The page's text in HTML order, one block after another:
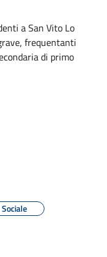
a San Vito Lo
frequentanti
di primo
Sociale